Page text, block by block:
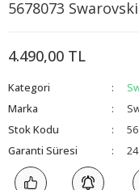
5678073
4.490,00 TL
Kategori
Marka
Stok Kodu
Garanti Süresi